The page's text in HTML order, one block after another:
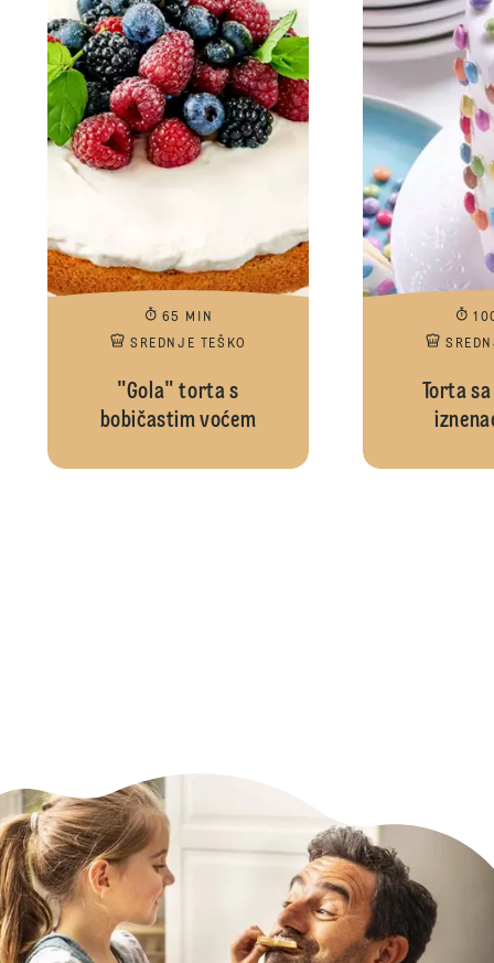
65 MIN
SREDNJE TEŠKO
"Gola" torta s
bobičastim voćem
Torta